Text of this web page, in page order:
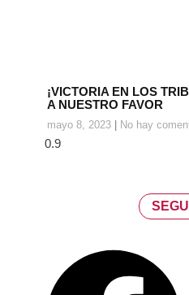
¡VICTORIA EN LOS
A NUESTRO FAVOR
mayo 8, 2023 No hay